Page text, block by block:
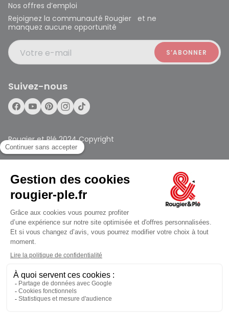
Ferme à 19:00
Nos offres d’emploi
Rejoignez la communauté Rougier et ne
manquez aucune opportunité
Votre e-mail
Suivez-nous
Rougier et Plé 2024 Copyright
Mentions légales
Conditions générales des ventes
Données personnelles
Paiement sécurisé
Plan du site